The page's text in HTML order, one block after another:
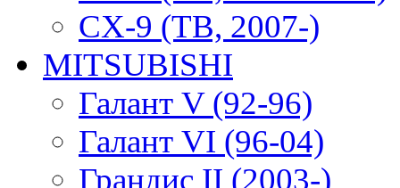
CX-9 (TB, 2007-)
MITSUBISHI
Галант V (92-96)
Галант VI (96-04)
Грандис II (2003-)